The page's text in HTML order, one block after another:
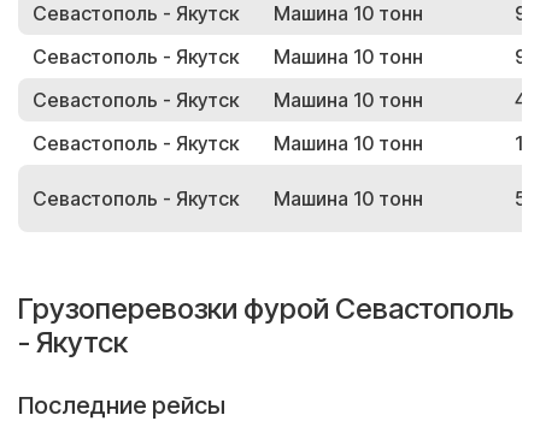
Севастополь - Якутск
Машина 10 тонн
Севастополь - Якутск
Машина 10 тонн
Севастополь - Якутск
Машина 10 тонн
Севастополь - Якутск
Машина 10 тонн
Севастополь - Якутск Машина 10 тонн
Грузоперевозки фурой Севастополь
- Якутск
Последние рейсы